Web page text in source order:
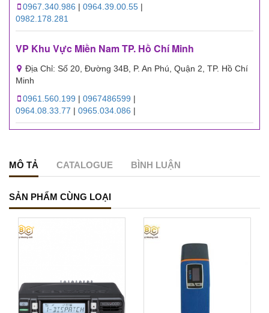
0967.340.986 | 0964.39.00.55 |
0982.178.281
VP Khu Vực Miền Nam TP. Hồ Chí Minh
Địa Chỉ: Số 20, Đường 34B, P. An Phú, Quận 2, TP. Hồ Chí
Minh
0961.560.199 | 0967486599 |
0964.08.33.77 | 0965.034.086 |
MÔ TẢ CATALOGUE BÌNH LUẬN
SẢN PHẨM CÙNG LOẠI